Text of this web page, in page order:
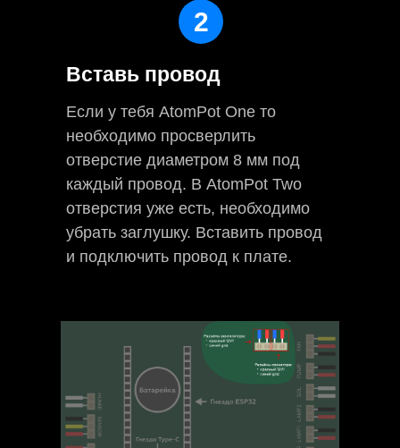
Вставь провод
Если у тебя AtomPot One то
необходимо просверлить
отверстие диаметром 8 мм под
каждый провод. В AtomPot Two
отверстия уже есть, необходимо
убрать заглушку. Вставить провод
и подключить провод к плате.
2